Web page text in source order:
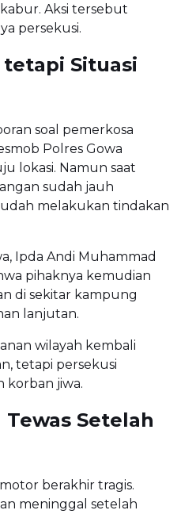
Aksi tersebut
persekusi.
Situasi
soal pemerkosa
Polres Gowa
lokasi. Namun saat
sudah jauh
melakukan tindakan
Ipda Andi Muhammad
pihaknya kemudian
di sekitar kampung
lanjutan.
wilayah kembali
tetapi persekusi
korban jiwa.
Setelah
berakhir tragis.
meninggal setelah